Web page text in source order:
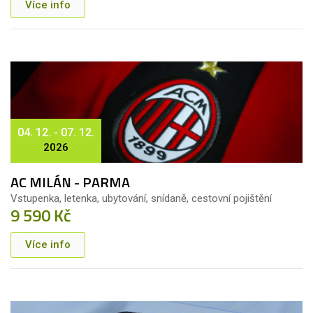
Více info
04. 12. - 07. 12.
2026
AC MILÁN - PARMA
Vstupenka, letenka, ubytování, snídaně, cestovní pojištění
9 590 Kč
Více info